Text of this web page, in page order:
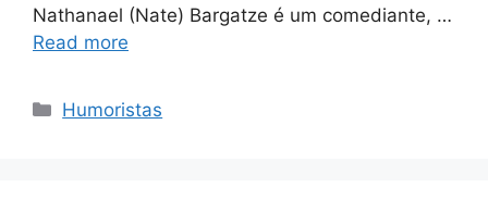
Nathanael (Nate) Bargatze é um comediante, …
Read more
Categories
Humoristas